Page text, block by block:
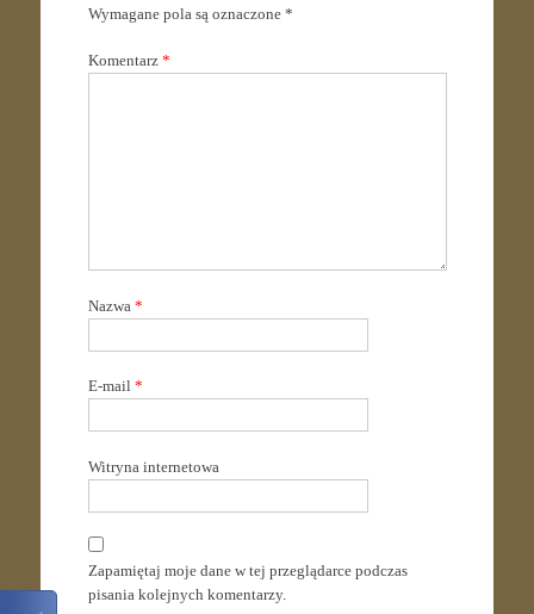
Wymagane pola są oznaczone *
Komentarz *
Nazwa *
E-mail *
Witryna internetowa
Zapamiętaj moje dane w tej przeglądarce podczas
pisania kolejnych komentarzy.